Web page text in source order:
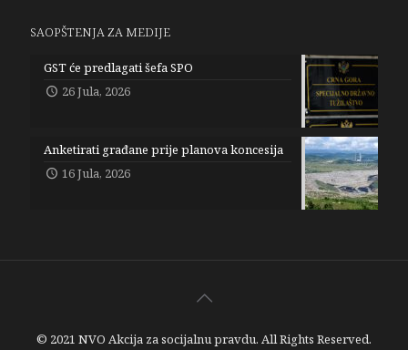
SAOPŠTENJA ZA MEDIJE
GST će predlagati šefa SPO
26 Jula, 2026
Anketirati građane prije planova koncesija
16 Jula, 2026
© 2021 NVO Akcija za socijalnu pravdu. All Rights Reserved.